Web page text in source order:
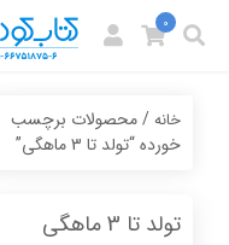
0
خانه/ محصولات برچسب
خورده “تولد تا 3 ماهگی”
تولد تا 3 ماهگی